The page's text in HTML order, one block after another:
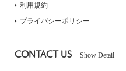
利用規約
プライバシーポリシー
CONTACT US Show Detail